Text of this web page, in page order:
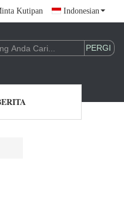
Kutipan Indonesian